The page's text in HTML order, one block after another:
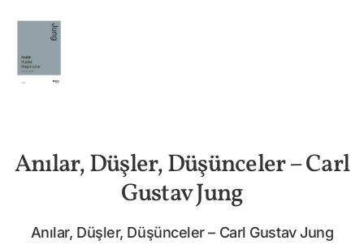
Anılar, Düşler, Düşünceler – Carl
Gustav Jung
Anılar, Düşler, Düşünceler – Carl Gustav Jung